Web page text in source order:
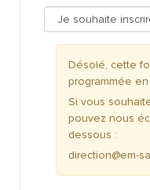
Désolé, cette
programmée
Si vous
pouvez nous
dessous :
direction@em-